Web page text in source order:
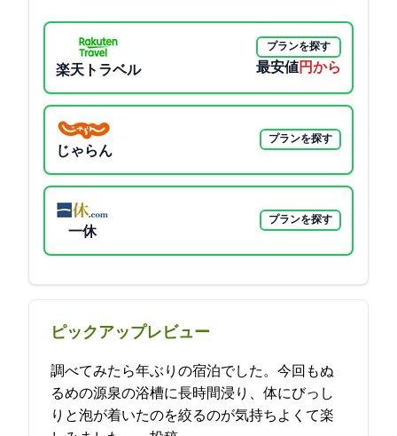
楽天トラベル
プランを探す
最安値17600円から
じゃらん
プランを探す
一休
プランを探す
ピックアップレビュー
調べてみたら8年ぶりの宿泊でした。今回もぬ
るめの源泉の浴槽に長時間浸り、体にびっし
りと泡が着いたのを絞るのが気持ちよくて楽